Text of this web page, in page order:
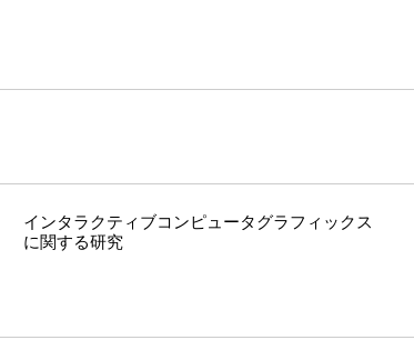
インタラクティブコンピュータグラフィックス
に関する研究